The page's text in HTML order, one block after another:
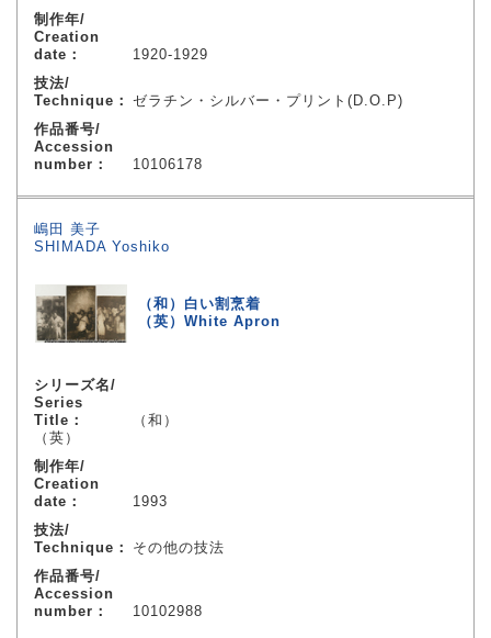
制作年/
Creation
date：
1920-1929
技法/
Technique： ゼラチン・シルバー・プリント(D.O.P)
作品番号/
Accession
number：
10106178
嶋田 美子
SHIMADA Yoshiko
（和）白い割烹着
（英）White Apron
シリーズ名/
Series
Title：
（和）
（英）
制作年/
Creation
date：
1993
技法/
Technique：
その他の技法
作品番号/
Accession
number：
10102988